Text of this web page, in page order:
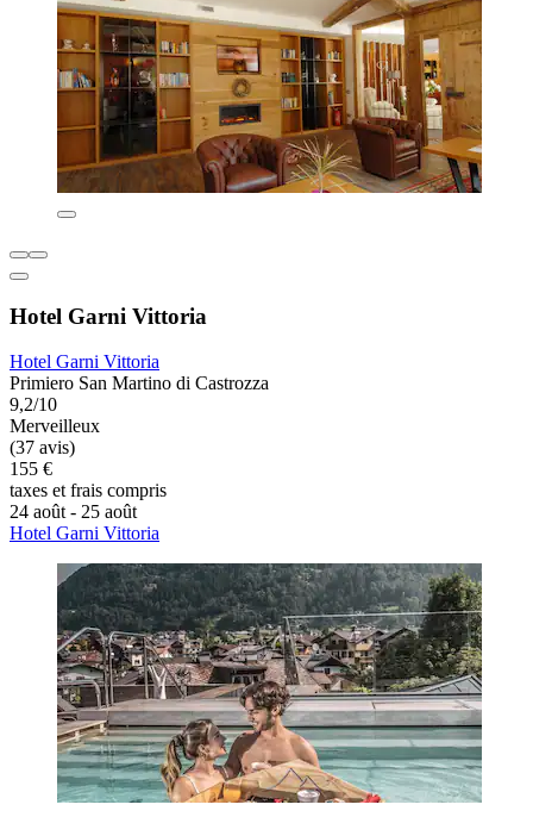
Hotel Garni Vittoria
Hotel Garni Vittoria
Primiero San Martino di Castrozza
9,2/10
Merveilleux
(37 avis)
155 €
taxes et frais compris
24 août - 25 août
Hotel Garni Vittoria